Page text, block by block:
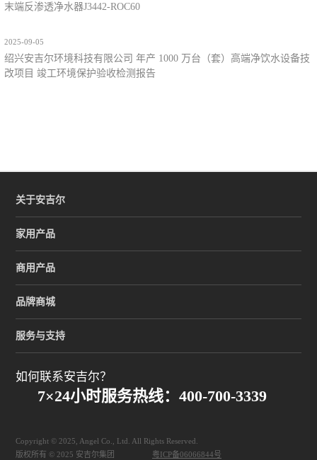
末端反渗透净水器J3442-ROC60
2025-09-05
绍兴安吉尔环境科技有限公司 年产 1000 万台（套）高端净饮水设备技
改项目 竣工环境保护验收检测报告
关于安吉尔
家用产品
商用产品
品牌商城
服务与支持
如何联系安吉尔？
7×24小时服务热线：400-700-3339
Copyright © 2025, Angel Co., Ltd. All Rights Reserved.
版权所有 © 2025 安吉尔集团
粤ICP备06066844号